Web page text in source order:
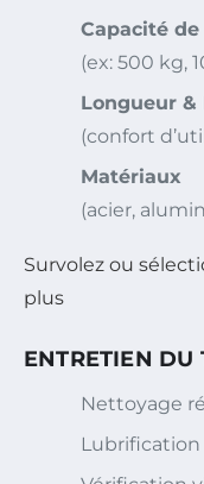
Capacité
(ex: 500 kg,
Longueur &
(confort
Matériaux
(acier,
Survolez ou
plus
ENTRETIEN DU
Nettoyage